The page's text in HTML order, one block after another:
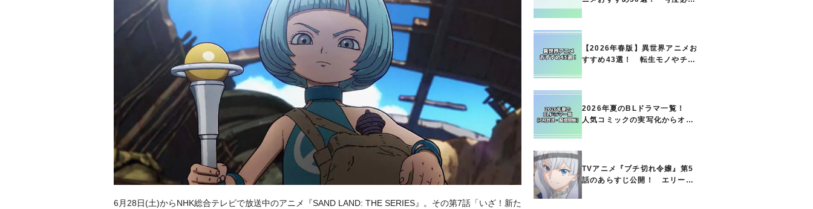
6月28日(土)からNHK総合テレビで放送中のアニメ『SAND LAND: THE SERIES』。その第7話「いざ！新た
【2026年春版】異世界アニメお
すすめ43選！ 転生モノやチー
2026年夏のBLドラマ一覧！
人気コミックの実写化からオリ
TVアニメ『ブチ切れ令嬢』第5
話のあらすじ公開！ エリーの